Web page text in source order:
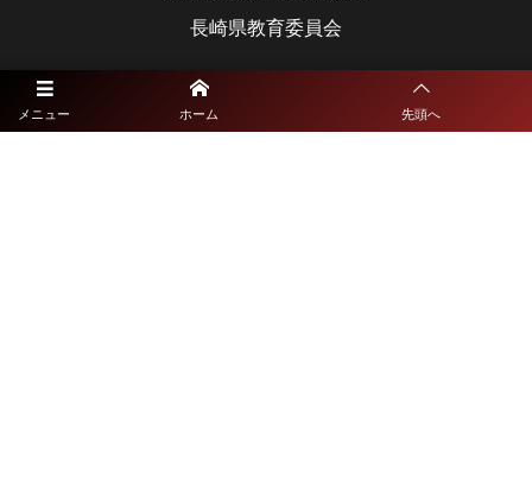
メニュー ホーム 先頭へ
長崎県教育委員会